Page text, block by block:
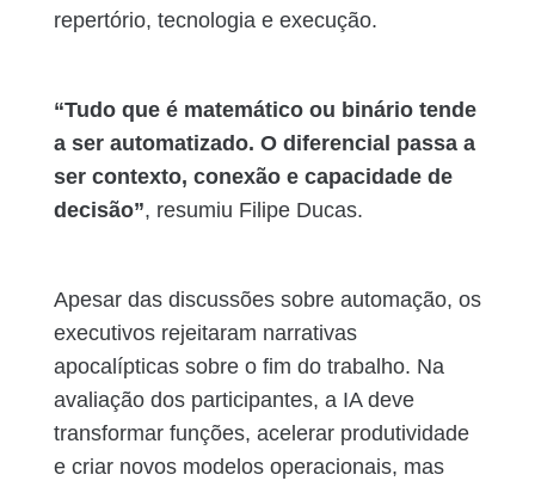
repertório, tecnologia e execução.
“Tudo que é matemático ou binário tende
a ser automatizado. O diferencial passa a
ser contexto, conexão e capacidade de
decisão”, resumiu Filipe Ducas.
Apesar das discussões sobre automação, os
executivos rejeitaram narrativas
apocalípticas sobre o fim do trabalho. Na
avaliação dos participantes, a IA deve
transformar funções, acelerar produtividade
e criar novos modelos operacionais, mas